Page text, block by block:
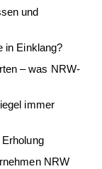
und
in Einklang?
– was NRW-
immer
NRW